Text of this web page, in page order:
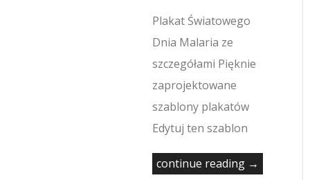
Plakat Światowego
Dnia Malaria ze
szczegółami Pięknie
zaprojektowane
szablony plakatów
Edytuj ten szablon
continue reading →